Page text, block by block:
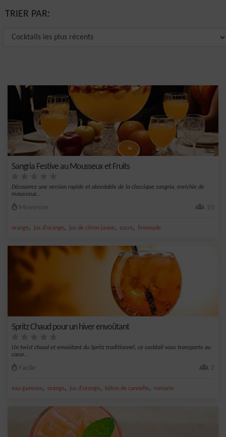
TRIER PAR:
Sangria Festive au Mousseux et Fruits
Découvrez une version rapide et abordable de la classique sangria, enrichie de
mousseux...
Moyenne 10
orange, jus d'orange, jus de citron jaune, sucre, limonade
Spritz Chaud pour un hiver envoûtant
Un twist chaud et envoûtant du Spritz traditionnel, ce cocktail vous transporte au
cœur...
Facile 2
eau gazeuse, orange, jus d'orange, bâton de cannelle, romarin